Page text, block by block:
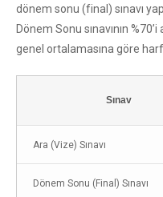
dönem sonu (final) sınavı
Dönem Sonu sınavının
genel ortalamasına göre
Sınav
Ara (Vize) Sınavı
Dönem Sonu (Final) Sınavı